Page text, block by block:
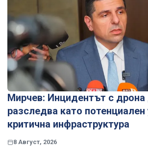
Мирчев: Инцидентът с дрона
разследва като
критична инфраструктура
8 Август, 2026